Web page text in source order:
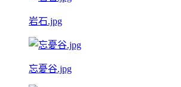
岩石.jpg
忘憂谷.jpg